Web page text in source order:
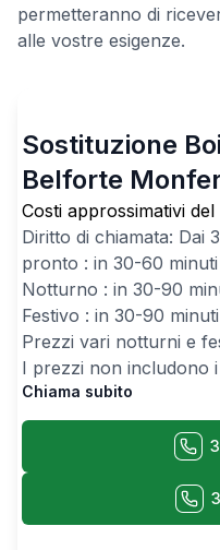
permetteranno di
alle vostre esigenze.
Sostituzione
Belforte
Costi approssimativi
Diritto di chiamata: Dai
pronto : in 30-60 minuti
Notturno : in 30-90
Festivo : in 30-90 minuti
Prezzi vari notturni e
I prezzi non includono
Chiama subito